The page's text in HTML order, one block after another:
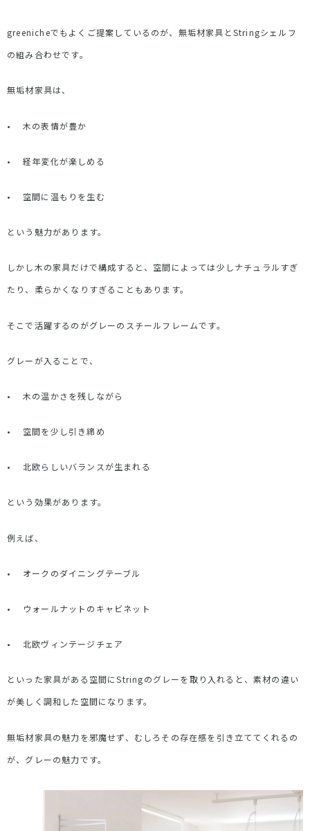
greenicheでもよくご提案しているのが、無垢材家具とStringシェルフ
の組み合わせです。
無垢材家具は、
• 木の表情が豊か
• 経年変化が楽しめる
• 空間に温もりを生む
という魅力があります。
しかし木の家具だけで構成すると、空間によっては少しナチュラルすぎ
たり、柔らかくなりすぎることもあります。
そこで活躍するのがグレーのスチールフレームです。
グレーが入ることで、
• 木の温かさを残しながら
• 空間を少し引き締め
• 北欧らしいバランスが生まれる
という効果があります。
例えば、
• オークのダイニングテーブル
• ウォールナットのキャビネット
• 北欧ヴィンテージチェア
といった家具がある空間にStringのグレーを取り入れると、素材の違い
が美しく調和した空間になります。
無垢材家具の魅力を邪魔せず、むしろその存在感を引き立ててくれるの
が、グレーの魅力です。